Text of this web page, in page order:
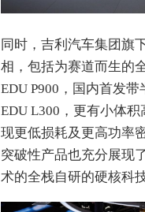
同时，吉利汽车集团旗
相，包括为赛道而生的
EDU P900，国内首发
EDU L300，更有小体
现更低损耗及更高功率
突破性产品也充分展现
术的全栈自研的硬核科